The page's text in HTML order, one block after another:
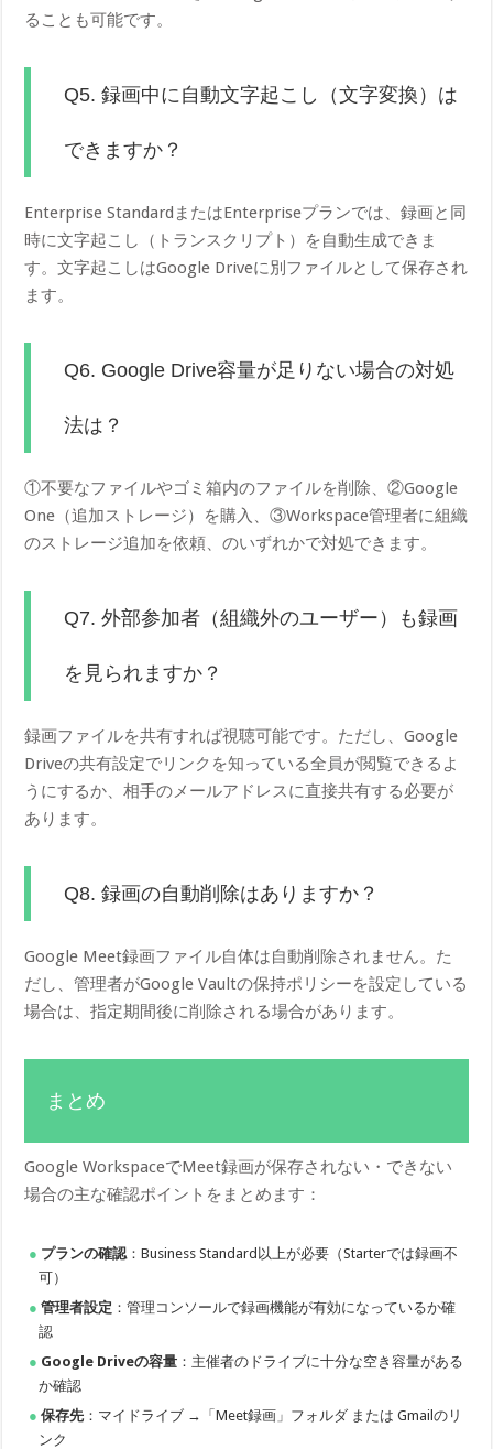
ることも可能です。
Q5. 録画中に自動文字起こし（文字変換）は
できますか？
Enterprise StandardまたはEnterpriseプランでは、録画と同
時に文字起こし（トランスクリプト）を自動生成できま
す。文字起こしはGoogle Driveに別ファイルとして保存され
ます。
Q6. Google Drive容量が足りない場合の対処
法は？
①不要なファイルやゴミ箱内のファイルを削除、②Google
One（追加ストレージ）を購入、③Workspace管理者に組織
のストレージ追加を依頼、のいずれかで対処できます。
Q7. 外部参加者（組織外のユーザー）も録画
を見られますか？
録画ファイルを共有すれば視聴可能です。ただし、Google
Driveの共有設定でリンクを知っている全員が閲覧できるよ
うにするか、相手のメールアドレスに直接共有する必要が
あります。
Q8. 録画の自動削除はありますか？
Google Meet録画ファイル自体は自動削除されません。た
だし、管理者がGoogle Vaultの保持ポリシーを設定している
場合は、指定期間後に削除される場合があります。
まとめ
Google WorkspaceでMeet録画が保存されない・できない
場合の主な確認ポイントをまとめます：
プランの確認 ：Business Standard以上が必要（Starterでは録画不
可）
管理者設定 ：管理コンソールで録画機能が有効になっているか確
認
Google Driveの容量 ：主催者のドライブに十分な空き容量がある
か確認
保存先 ：マイドライブ →「Meet録画」フォルダ または Gmailのリ
ンク